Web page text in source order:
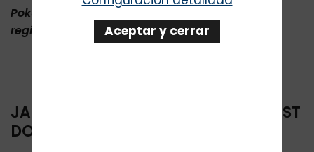
Pokud nejste u nás registrováni
registrovat
JAKÉ SLEVY OD NÁS ZA VAŠÍ VĚRNOST
DOSTÁVÁTE?
Aceptar y cerrar